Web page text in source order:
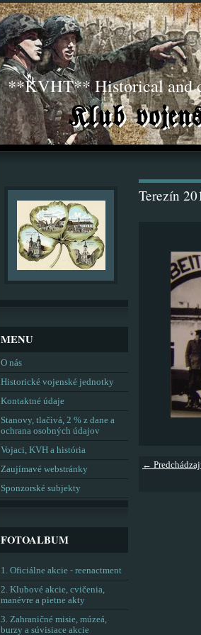
**KVHT** Historical and
Terezín
←
MENU
O nás
Historické vojenské jednotky
Kontaktné údaje
Stanovy, tlačivá, 2 % z dane a
ochrana osobných údajov
Vojaci, KVH a história
Zaujímavé webstránky
Sponzorské subjekty
FOTOALBUM
1. Oficiálne akcie - reenactment
2. Klubové akcie, cvičenia,
manévre a pietne akty
3. Zahraničné misie, múzeá,
burzy a súvisiace akcie